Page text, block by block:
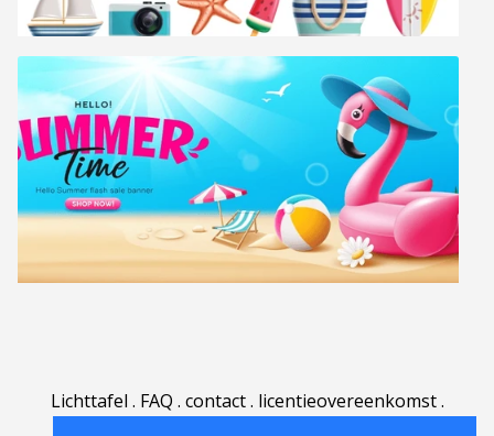
Lichttafel . FAQ . contact. licentieovereenkomst.